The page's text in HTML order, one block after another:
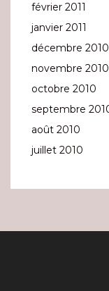
février 2011
janvier 2011
décembre 2010
novembre 2010
octobre 2010
septembre
août 2010
juillet 2010